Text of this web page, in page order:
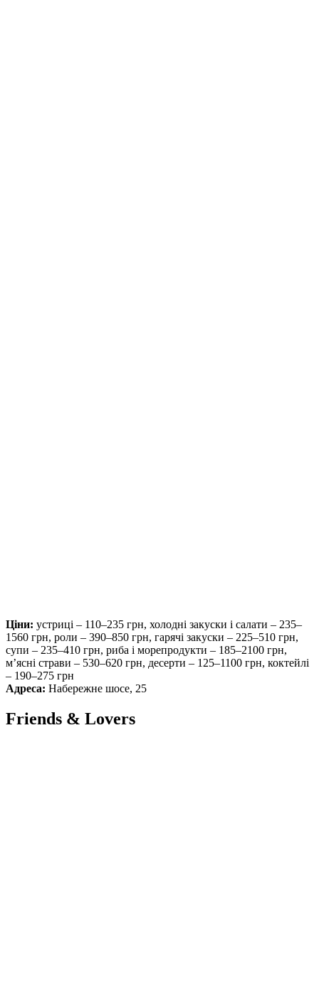
Ціни: устриці – 110–235 грн, холодні закуски і салати – 235–
1560 грн, роли – 390–850 грн, гарячі закуски – 225–510 грн,
супи – 235–410 грн, риба і морепродукти – 185–2100 грн,
м’ясні страви – 530–620 грн, десерти – 125–1100 грн, коктейлі
– 190–275 грн
Адреса: Набережне шосе, 25
Friends & Lovers